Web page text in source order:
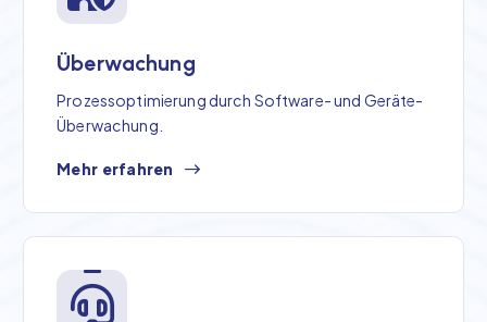
Überwachung
Prozessoptimierung durch Software- und Geräte-
Überwachung.
Mehr erfahren